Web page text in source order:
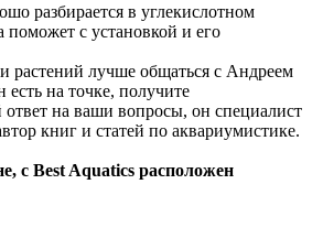
разбирается в углекислотном
поможет с установкой и его
растений лучше общаться с Андреем
на точке, получите
на ваши вопросы, он специалист
книг и статей по аквариумистике.
с Best Aquatics расположен